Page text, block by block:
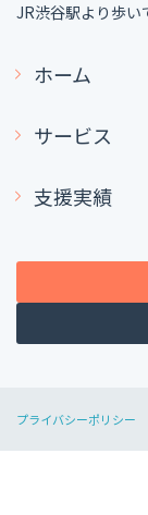
JR渋谷駅より歩い
ホーム
サービス
支援実績
プライバシーポリシー